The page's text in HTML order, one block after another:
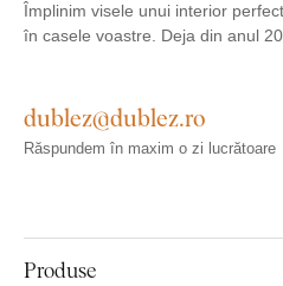
Împlinim visele unui interior
în casele voastre. Deja din anul
Produse
dublez@dublez.ro
Răspundem în maxim o zi lucrătoare